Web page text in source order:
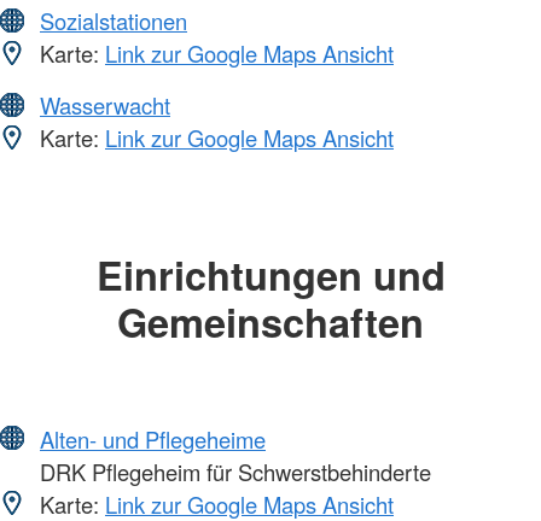
Sozialstationen
Karte: Link zur Google Maps Ansicht
Wasserwacht
Karte: Link zur Google Maps Ansicht
Einrichtungen und
Gemeinschaften
Alten- und Pflegeheime
DRK Pflegeheim für Schwerstbehinderte
Karte: Link zur Google Maps Ansicht